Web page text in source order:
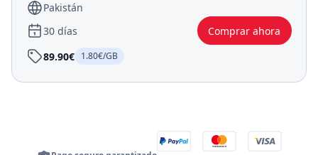
Pakistán
30 días
Comprar ahora
89.90€ 1.80€/GB